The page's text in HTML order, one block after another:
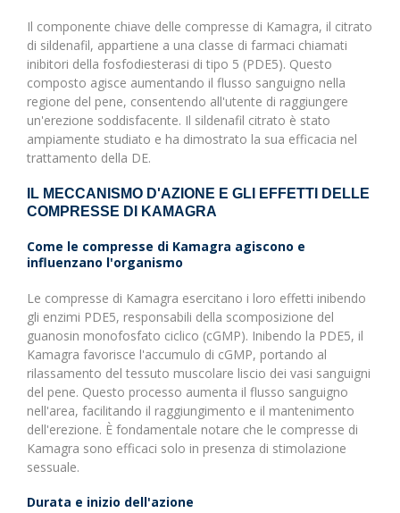
Il componente chiave delle compresse di Kamagra, il citrato
di sildenafil, appartiene a una classe di farmaci chiamati
inibitori della fosfodiesterasi di tipo 5 (PDE5). Questo
composto agisce aumentando il flusso sanguigno nella
regione del pene, consentendo all'utente di raggiungere
un'erezione soddisfacente. Il sildenafil citrato è stato
ampiamente studiato e ha dimostrato la sua efficacia nel
trattamento della DE.
IL MECCANISMO D'AZIONE E GLI EFFETTI DELLE
COMPRESSE DI KAMAGRA
Come le compresse di Kamagra agiscono e
influenzano l'organismo
Le compresse di Kamagra esercitano i loro effetti inibendo
gli enzimi PDE5, responsabili della scomposizione del
guanosin monofosfato ciclico (cGMP). Inibendo la PDE5, il
Kamagra favorisce l'accumulo di cGMP, portando al
rilassamento del tessuto muscolare liscio dei vasi sanguigni
del pene. Questo processo aumenta il flusso sanguigno
nell'area, facilitando il raggiungimento e il mantenimento
dell'erezione. È fondamentale notare che le compresse di
Kamagra sono efficaci solo in presenza di stimolazione
sessuale.
Durata e inizio dell'azione